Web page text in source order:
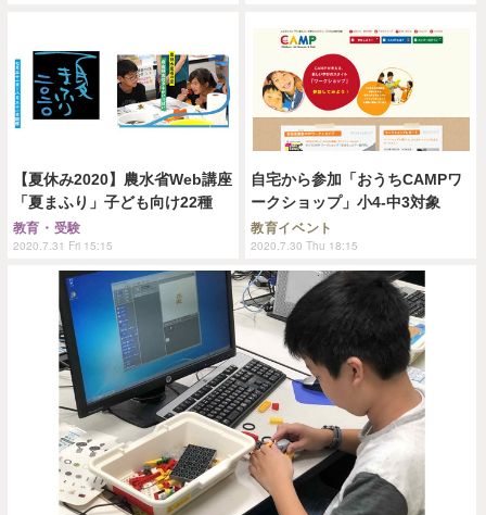
【夏休み2020】農水省Web講座
「夏まふり」子ども向け22種
教育・受験
2020.7.31 Fri 15:15
自宅から参加「おうちCAMPワ
ークショップ」小4-中3対象
教育イベント
2020.7.30 Thu 18:15